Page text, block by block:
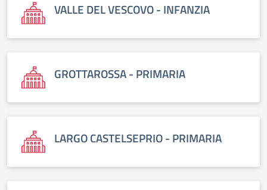
VALLE DEL VESCOVO - INFANZIA
GROTTAROSSA - PRIMARIA
LARGO CASTELSEPRIO - PRIMARIA